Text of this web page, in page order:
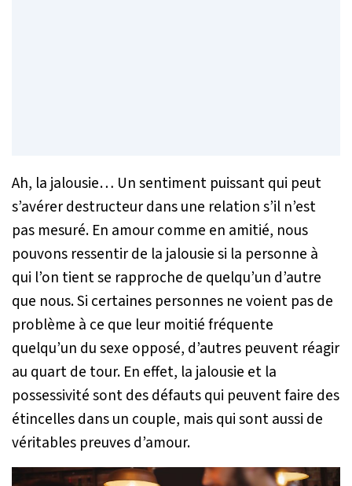
Ah, la jalousie… Un sentiment puissant qui peut
s’avérer destructeur dans une relation s’il n’est
pas mesuré. En amour comme en amitié, nous
pouvons ressentir de la jalousie si la personne à
qui l’on tient se rapproche de quelqu’un d’autre
que nous. Si certaines personnes ne voient pas de
problème à ce que leur moitié fréquente
quelqu’un du sexe opposé, d’autres peuvent réagir
au quart de tour. En effet, la jalousie et la
possessivité sont des défauts qui peuvent faire des
étincelles dans un couple, mais qui sont aussi de
véritables preuves d’amour.